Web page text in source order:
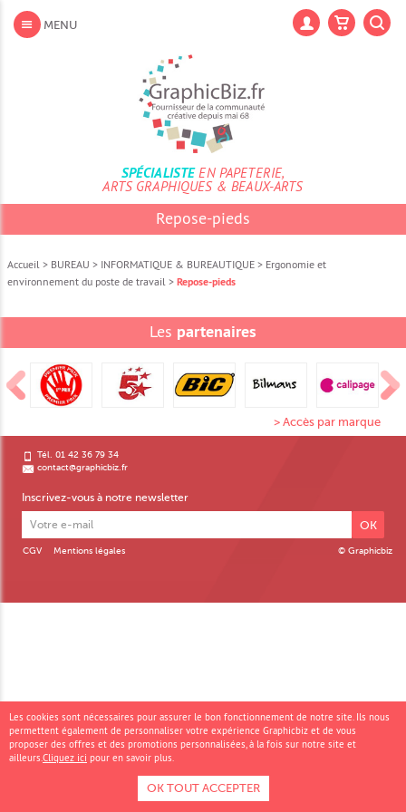
contenu
Aller
MENU
SPÉCIALISTEEN PAPETERIE,
ARTS GRAPHIQUES & BEAUX-ARTS
Repose-pieds
Accueil > BUREAU > INFORMATIQUE & BUREAUTIQUE > Ergonomie et
environnement du poste de travail > Repose-pieds
Les partenaires
> Accès par marque
Tél. 01 42 36 79 34
contact@graphicbiz.fr
Inscrivez-vous à notre newsletter
OK
© Graphicbiz
CGV Mentions légales
Les cookies sont nécessaires pour assurer le bon fonctionnement de notre site. Ils nous
permettent également de personnaliser votre expérience Graphicbiz et de vous
proposer des offres et des promotions personnalisées, à la fois sur notre site et
ailleurs.Cliquez ici pour en savoir plus.